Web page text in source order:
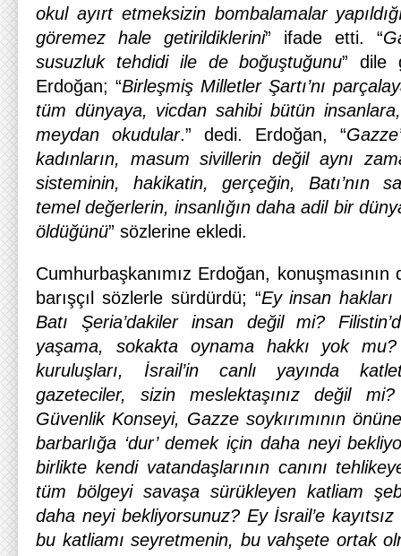
okul ayırt etmeksizin bombalamalar
göremez hale getirildiklerini” ifade etti. “
susuzluk tehdidi ile de boğuştuğunu” dile
Erdoğan; “Birleşmiş Milletler Şartı’nı
tüm dünyaya, vicdan sahibi bütün
meydan okudular.” dedi. Erdoğan, “
kadınların, masum sivillerin değil aynı
sisteminin, hakikatin, gerçeğin, Batı’nın
temel değerlerin, insanlığın daha adil bir
öldüğünü” sözlerine ekledi.
Cumhurbaşkanımız Erdoğan, konuşmasının
barışçıl sözlerle sürdürdü; “Ey insan hakları
Batı Şeria’dakiler insan değil mi?
yaşama, sokakta oynama hakkı yok
kuruluşları, İsrail’in canlı yayında
gazeteciler, sizin meslektaşınız değil
Güvenlik Konseyi, Gazze soykırımının
barbarlığa ‘dur’ demek için daha neyi
birlikte kendi vatandaşlarının canını
tüm bölgeyi savaşa sürükleyen katliam
daha neyi bekliyorsunuz? Ey İsrail’e
bu katliamı seyretmenin, bu vahşete ortak